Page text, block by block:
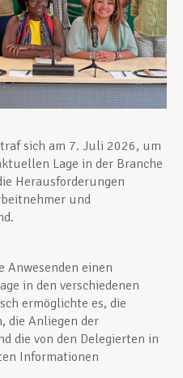
sich am 7. Juli 2026, um
Lage in der Branche
Herausforderungen
und
Anwesenden einen
in den verschiedenen
ermöglichte es, die
die Anliegen der
die von den Delegierten in
Informationen